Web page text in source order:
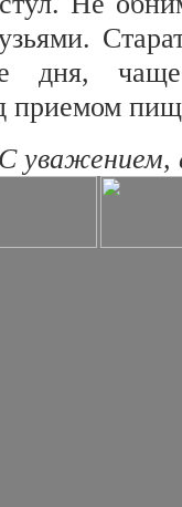
дня, чаще
приемом
С уважением,